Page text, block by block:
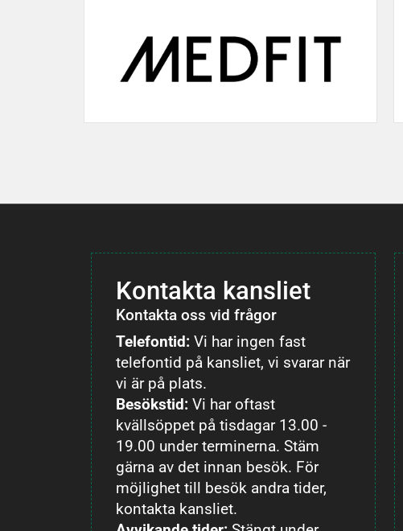
Kontakta kansliet
Kontakta oss vid frågor
Telefontid: Vi har ingen fast
telefontid på kansliet, vi svarar när
vi är på plats.
Besökstid: Vi har oftast
kvällsöppet på tisdagar 13.00 -
19.00 under terminerna. Stäm
gärna av det innan besök. För
möjlighet till besök andra tider,
kontakta kansliet.